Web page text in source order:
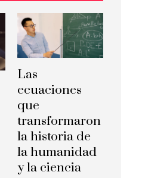
Las
ecuaciones
que
transformaron
la historia de
la humanidad
y la ciencia